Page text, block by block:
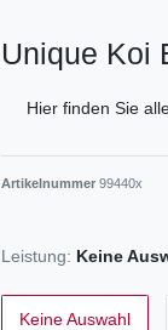
Unique Koi
Hier finden Sie
Artikelnummer 99440x
Leistung: Keine
Keine Auswahl